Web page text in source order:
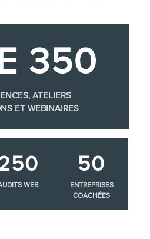
350
ATELIERS
ET WEBINAIRES
WEB
50
ENTREPRISES
COACHÉES